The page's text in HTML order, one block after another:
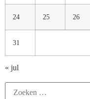
24 25 26
31
« jul